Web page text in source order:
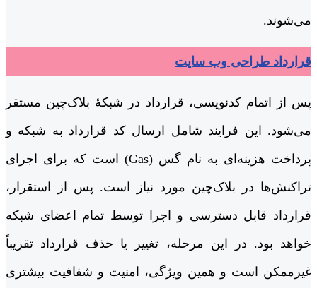
می‌شوند.
قرارداد طراحی وب سایت
پس از اتمام کدنویسی، قرارداد در شبکۀ بلاک‌چین مستقر
می‌شود. این فرایند شامل ارسال کد قرارداد به شبکه و
پرداخت هزینه‌ای به نام گس (Gas) است که برای اجرای
تراکنش‌ها در بلاک‌چین مورد نیاز است. پس از استقرار،
قرارداد قابل دسترسی و اجرا توسط تمام اعضای شبکه
خواهد بود. در این مرحله، تغییر یا حذف قرارداد تقریباً
غیرممکن است و همین ویژگی، امنیت و شفافیت بیشتری